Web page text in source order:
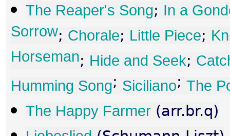
The Reaper's Song; In a
Sorrow; Chorale; Little Piece;
Horseman; Hide and Seek;
Humming Song; Siciliano; The
The Happy Farmer (arr.br.q)